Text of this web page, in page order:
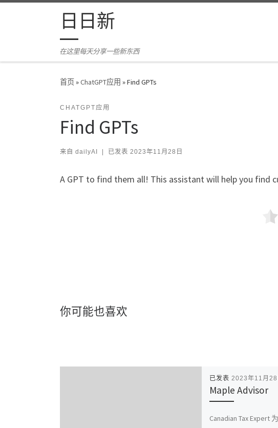
Skip to content日日新
在这里每天分享一些新东西
首页»ChatGPT应用 »Find GPTs
CHATGPT应用
Find GPTs
来自 dailyAI 已发表 2023年11月28日
A GPT to find them all! This assistant will help you find
你可能也喜欢
已发表 2023年11月28
Maple Advisor
Canadian Tax Expert